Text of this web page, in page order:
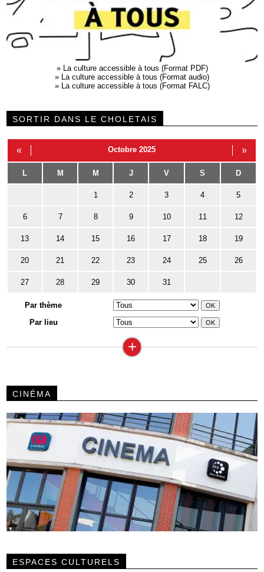
»
La culture accessible à tous (Format PDF)
»
La culture accessible à tous (Format audio)
»
La culture accessible à tous (Format FALC)
SORTIR DANS LE CHOLETAIS
« Octobre 2025 »
L M M J V S D
1 2 3 4 5
6 7 8 9 10 11 12
13 14 15 16 17 18 19
20 21 22 23 24 25 26
27 28 29 30 31
Par thème
Par lieu
+
CINÉMA
ESPACES CULTURELS